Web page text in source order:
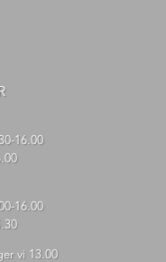
16.00
16.00
vi 13.00